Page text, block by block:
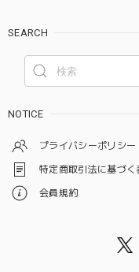
SEARCH
NOTICE
プライバシーポリシー
特定商取引法に基づく
会員規約